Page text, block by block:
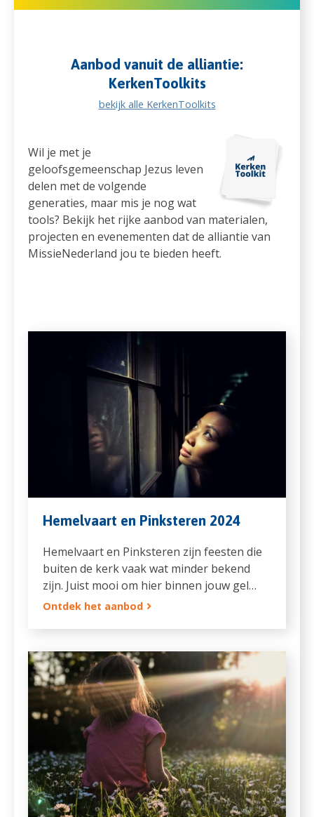
Aanbod vanuit de alliantie:
KerkenToolkits
bekijk alle KerkenToolkits
Wil je met je
geloofsgemeenschap Jezus leven
delen met de volgende
generaties, maar mis je nog wat
tools? Bekijk het rijke aanbod van materialen,
projecten en evenementen dat de alliantie van
MissieNederland jou te bieden heeft.
Hemelvaart en Pinksteren 2024
Hemelvaart en Pinksteren zijn feesten die
buiten de kerk vaak wat minder bekend
zijn. Juist mooi om hier binnen jouw gel…
Ontdek het aanbod